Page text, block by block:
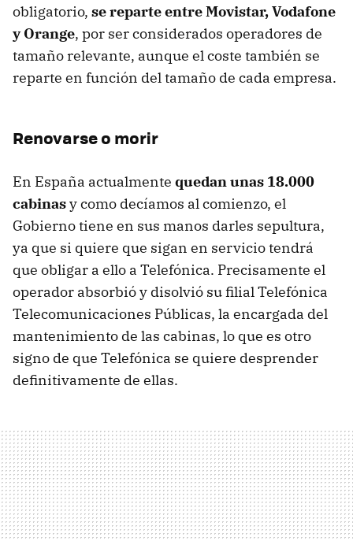
obligatorio, se reparte entre Movistar, Vodafone
y Orange, por ser considerados operadores de
tamaño relevante, aunque el coste también se
reparte en función del tamaño de cada empresa.
Renovarse o morir
En España actualmente quedan unas 18.000
cabinasy como decíamos al comienzo, el
Gobierno tiene en sus manos darles sepultura,
ya que si quiere que sigan en servicio tendrá
que obligar a ello a Telefónica. Precisamente el
operador absorbió y disolvió su filial Telefónica
Telecomunicaciones Públicas, la encargada del
mantenimiento de las cabinas, lo que es otro
signo de que Telefónica se quiere desprender
definitivamente de ellas.